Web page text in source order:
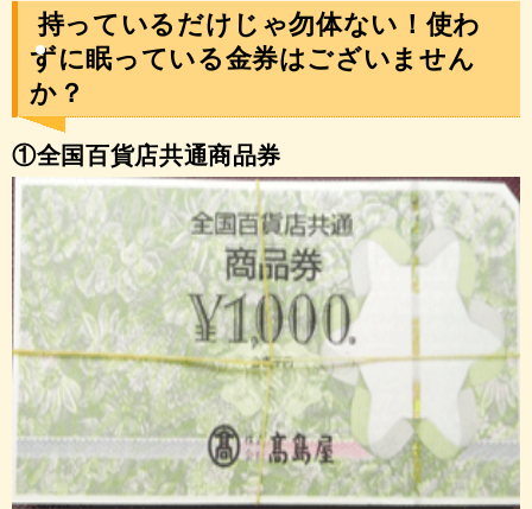
持っているだけじゃ勿体ない！使わ
ずに眠っている金券はございません
か？
①全国百貨店共通商品券